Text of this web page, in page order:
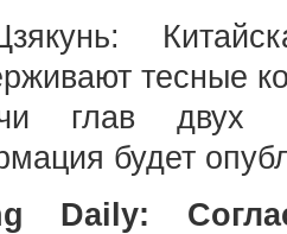
тесные
глав двух
будет
Daily: